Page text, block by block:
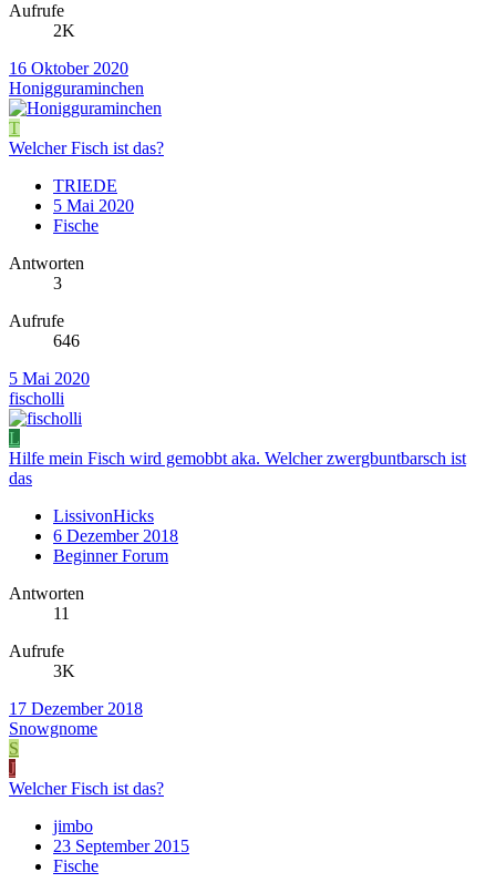
Aufrufe
2K
16 Oktober 2020
Honigguraminchen
T
Welcher Fisch ist das?
TRIEDE
5 Mai 2020
Fische
Antworten
3
Aufrufe
646
5 Mai 2020
fischolli
L
Hilfe mein Fisch wird gemobbt aka. Welcher zwergbuntbarsch ist
das
LissivonHicks
6 Dezember 2018
Beginner Forum
Antworten
11
Aufrufe
3K
17 Dezember 2018
Snowgnome
S
J
Welcher Fisch ist das?
jimbo
23 September 2015
Fische